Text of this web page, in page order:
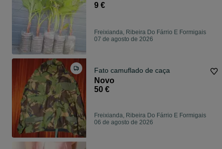
9 €
Freixianda, Ribeira Do Fárrio E Formigais
07 de agosto de 2026
Fato camuflado de caça
Novo
50 €
Freixianda, Ribeira Do Fárrio E Formigais
06 de agosto de 2026